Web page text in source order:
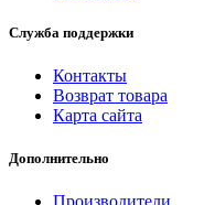
Служба поддержки
Контакты
Возврат товара
Карта сайта
Дополнительно